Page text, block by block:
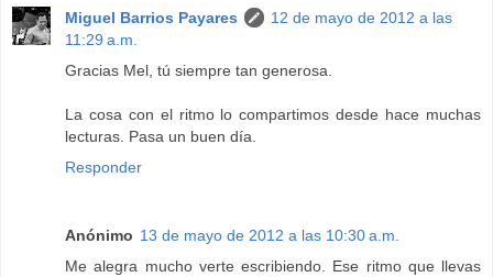
Miguel Barrios Payares
12 de mayo de 2012 a las
11:29 a.m.
Gracias Mel, tú siempre tan generosa.
La cosa con el ritmo lo compartimos desde hace muchas
lecturas. Pasa un buen día.
Responder
Anónimo 13 de mayo de 2012 a las 10:30 a.m.
Me alegra mucho verte escribiendo. Ese ritmo que llevas